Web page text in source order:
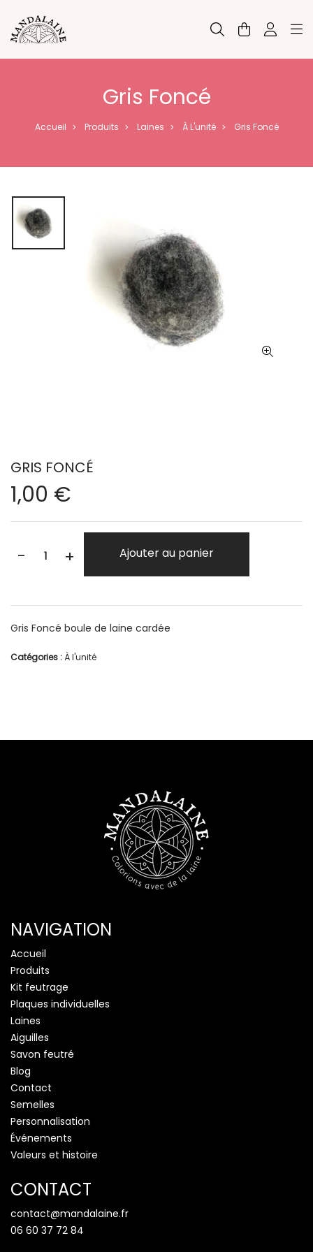
Gris Foncé
Accueil > Produits > Laines > À L'unité > Gris Foncé
GRIS FONCÉ
1,00 €
- + Ajouter au panier
Gris Foncé boule de laine cardée
Catégories : À l'unité
NAVIGATION
Accueil
Produits
Kit feutrage
Plaques individuelles
Laines
Aiguilles
Savon feutré
Blog
Contact
Semelles
Personnalisation
Événements
Valeurs et histoire
CONTACT
contact@mandalaine.fr
06 60 37 72 84